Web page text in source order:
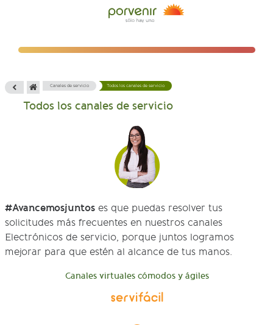
Canales de servicio Todos los canales de servicio
Todos los canales de servicio
#Avancemosjuntos es que puedas resolver tus
solicitudes más frecuentes en nuestros canales
Electrónicos de servicio, porque juntos logramos
mejorar para que estén al alcance de tus manos.
Canales virtuales cómodos y ágiles